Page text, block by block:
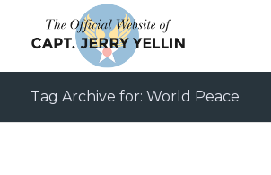
Tag Archive for: World Peace